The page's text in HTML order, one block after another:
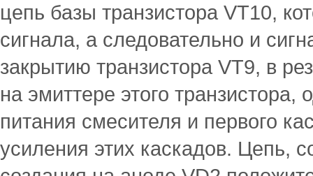
цепь базы транзистора VT10,
сигнала, а следовательно и
закрытию транзистора VT9, в
на эмиттере этого
питания смесителя и первого
усиления этих каскадов. Цепь,